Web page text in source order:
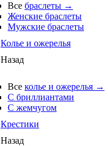
Все браслеты →
Женские браслеты
Мужские браслеты
Колье и ожерелья
Назад
Все колье и ожерелья →
С бриллиантами
С жемчугом
Крестики
Назад